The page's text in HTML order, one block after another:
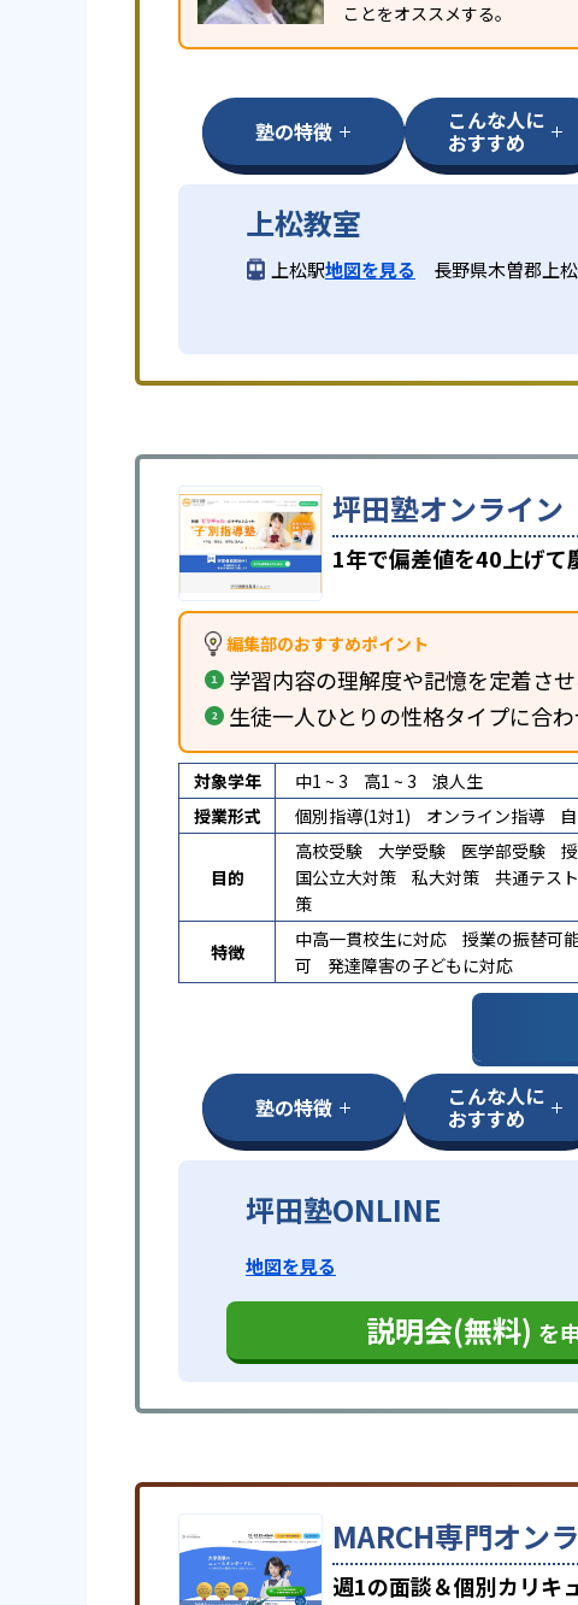
ことをオススメする。
塾の特徴 こんな人に
おすすめ
上松教室
上松駅地図を見る 長野県木曽郡上
坪田塾オンライン
1年で偏差値を40上げて
編集部のおすすめポイント
学習内容の理解度や記憶を定着さ
生徒一人ひとりの性格タイプに合
対象学年 中1 ~ 3 高1 ~ 3
浪人生
授業形式
個別指導(1対1) オンライン指導
目的
高校受験 大学受験 医学部受験
国公立大対策
私大対策 共通テス
策
特徴
中高一貫校生に対応 授業の振替可
可
発達障害の子どもに対応
塾の特徴 こんな人に
おすすめ
坪田塾ONLINE
地図を見る
説明会(無料) を
MARCH専門オン
週1の面談＆個別カリキ